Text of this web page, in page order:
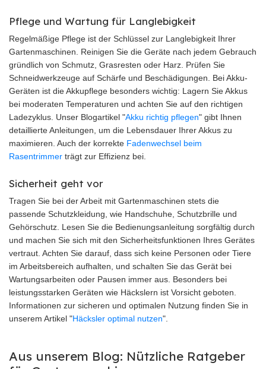
Pflege und Wartung für Langlebigkeit
Regelmäßige Pflege ist der Schlüssel zur Langlebigkeit Ihrer
Gartenmaschinen. Reinigen Sie die Geräte nach jedem Gebrauch
gründlich von Schmutz, Grasresten oder Harz. Prüfen Sie
Schneidwerkzeuge auf Schärfe und Beschädigungen. Bei Akku-
Geräten ist die Akkupflege besonders wichtig: Lagern Sie Akkus
bei moderaten Temperaturen und achten Sie auf den richtigen
Ladezyklus. Unser Blogartikel "Akku richtig pflegen" gibt Ihnen
detaillierte Anleitungen, um die Lebensdauer Ihrer Akkus zu
maximieren. Auch der korrekte Fadenwechsel beim
Rasentrimmer trägt zur Effizienz bei.
Sicherheit geht vor
Tragen Sie bei der Arbeit mit Gartenmaschinen stets die
passende Schutzkleidung, wie Handschuhe, Schutzbrille und
Gehörschutz. Lesen Sie die Bedienungsanleitung sorgfältig durch
und machen Sie sich mit den Sicherheitsfunktionen Ihres Gerätes
vertraut. Achten Sie darauf, dass sich keine Personen oder Tiere
im Arbeitsbereich aufhalten, und schalten Sie das Gerät bei
Wartungsarbeiten oder Pausen immer aus. Besonders bei
leistungsstarken Geräten wie Häckslern ist Vorsicht geboten.
Informationen zur sicheren und optimalen Nutzung finden Sie in
unserem Artikel "Häcksler optimal nutzen".
Aus unserem Blog: Nützliche Ratgeber